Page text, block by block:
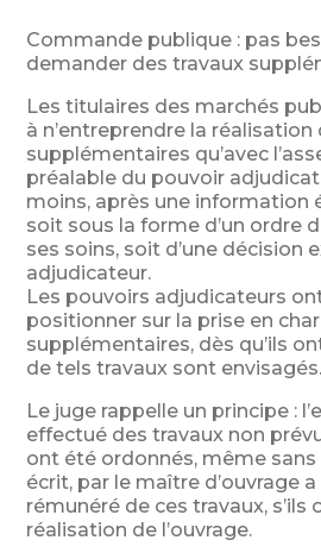
Commande publique : pas
demander des travaux
Les titulaires des marchés
à n’entreprendre la réalisation
supplémentaires qu’avec
préalable du pouvoir
moins, après une information
soit sous la forme d’un ordre
ses soins, soit d’une décision
adjudicateur.
Les pouvoirs adjudicateurs
positionner sur la prise en
supplémentaires, dès qu’ils
de tels travaux sont envisagés.
Le juge rappelle un principe :
effectué des travaux non
ont été ordonnés, même
écrit, par le maître d’ouvrage
rémunéré de ces travaux, s’ils
réalisation de l’ouvrage.